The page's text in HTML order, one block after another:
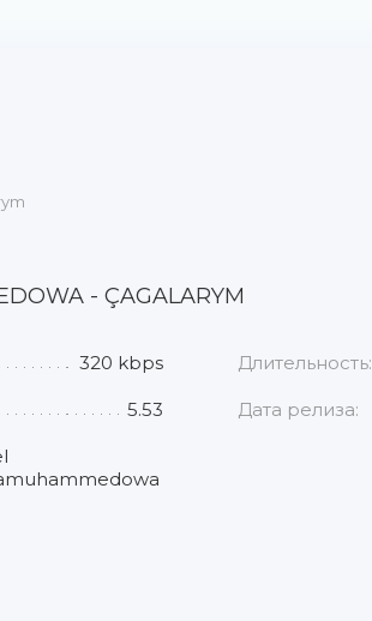
- ÇAGALARYM
320 kbps Длительность:
5.53 Дата релиза: